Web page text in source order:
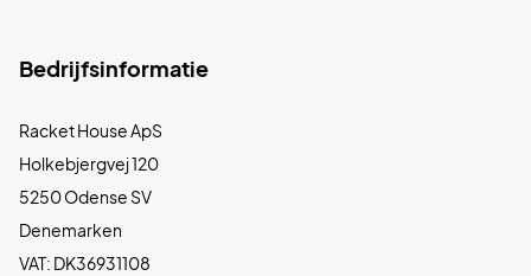
Bedrijfsinformatie
Racket House ApS
Holkebjergvej 120
5250 Odense SV
Denemarken
VAT: DK36931108